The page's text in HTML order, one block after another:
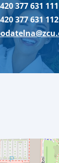
377 631 111
377 631 112